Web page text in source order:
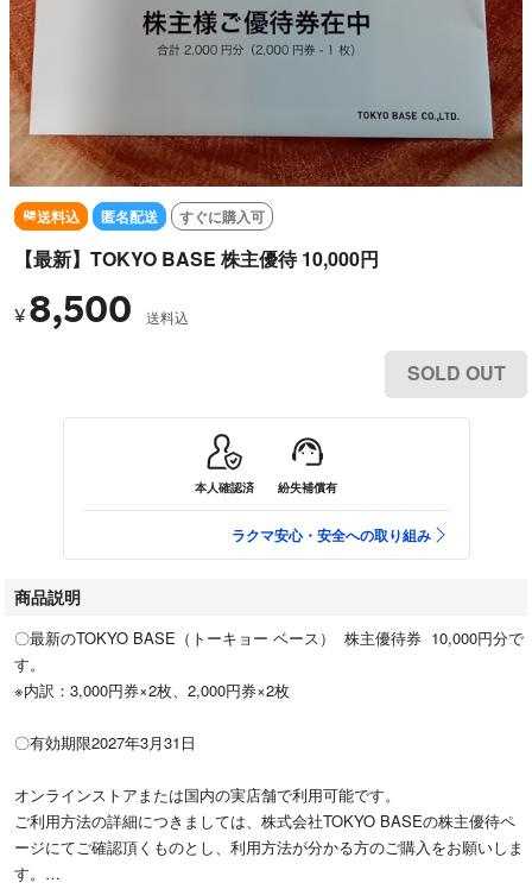
送料込 匿名配送 すぐに購入可
【最新】TOKYO BASE 株主優待 10,000円
¥ 8,500 送料込
SOLD OUT
本人確認済 紛失補償有
ラクマ安心・安全への取り組み
商品説明
〇最新のTOKYO BASE（トーキョー ベース） 株主優待券 10,000円分で
す。
※内訳：3,000円券×2枚、2,000円券×2枚
〇有効期限2027年3月31日
オンラインストアまたは国内の実店舗で利用可能です。
ご利用方法の詳細につきましては、株式会社TOKYO BASEの株主優待ペ
ージにてご確認頂くものとし、利用方法が分かる方のご購入をお願いしま
す。